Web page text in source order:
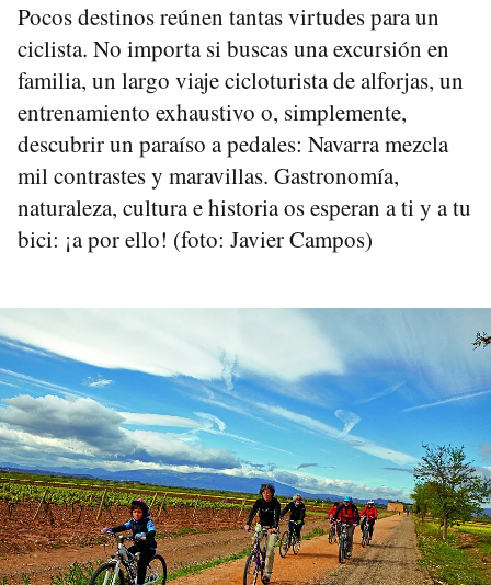
Pocos destinos reúnen tantas virtudes para un
ciclista. No importa si buscas una excursión en
familia, un largo viaje cicloturista de alforjas, un
entrenamiento exhaustivo o, simplemente,
descubrir un paraíso a pedales: Navarra mezcla
mil contrastes y maravillas. Gastronomía,
naturaleza, cultura e historia os esperan a ti y a tu
bici: ¡a por ello! (foto: Javier Campos)